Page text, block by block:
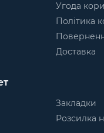
Угода
Політика
Доставка
Закладки
Розсилка